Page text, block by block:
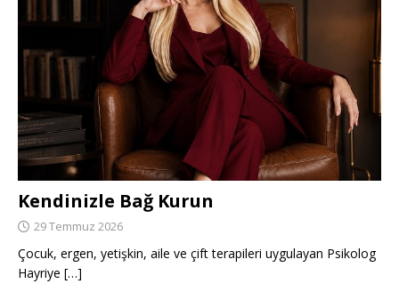
Kendinizle Bağ Kurun
29 Temmuz 2026
Çocuk, ergen, yetişkin, aile ve çift terapileri uygulayan Psikolog
Hayriye […]